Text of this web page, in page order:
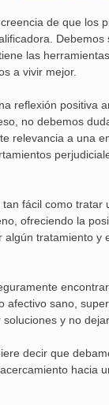
de que los
las
a vivir mejor.
reflexión positiva
no debemos
relevancia a una
fácil como
ofreciendo la
tratamiento
afectivo sano,
y no
decir que
hacia